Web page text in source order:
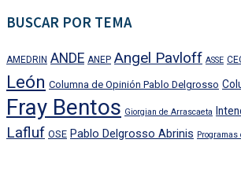
BUSCAR POR TEMA
AMEDRIN ANDE ANEP Angel Pavloff ASSE
León Columna de Opinión Pablo Delgrosso
Fray Bentos Giorgian de Arrascaeta
Lafluf OSE Pablo Delgrosso Abrinis Programas